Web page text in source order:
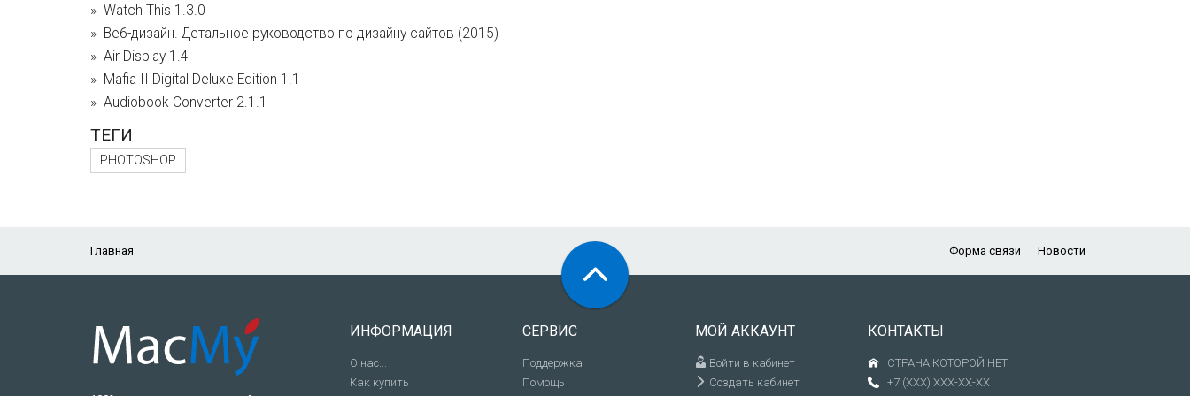
Watch This 1.3.0
Веб-дизайн. Детальное руководство по дизайну сайтов (2015)
Air Display 1.4
Mafia II Digital Deluxe Edition 1.1
Audiobook Converter 2.1.1
ТЕГИ
PHOTOSHOP
Главная Форма связи Новости
ИНФОРМАЦИЯ
О нас...
Как купить
СЕРВИС
Поддержка
Помощь
МОЙ АККАУНТ
Войти в кабинет
Создать кабинет
КОНТАКТЫ
СТРАНА КОТОРОЙ НЕТ
+7 (XXX) XXX-XX-XX